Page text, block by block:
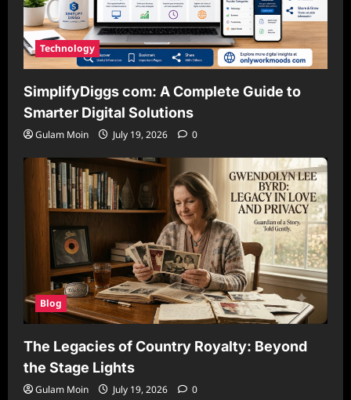
Technology
SimplifyDiggs com: A Complete Guide to
Smarter Digital Solutions
Gulam Moin July 19, 2026 0
Blog
The Legacies of Country Royalty: Beyond
the Stage Lights
Gulam Moin July 19, 2026 0